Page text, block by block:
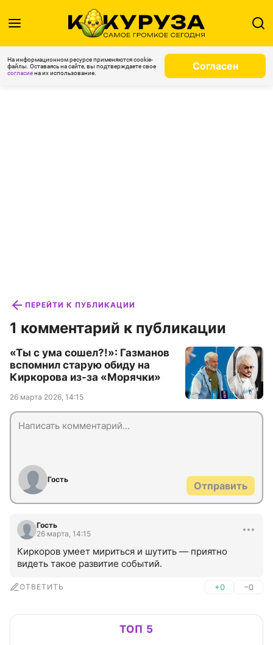
На информационном ресурсе применяются cookie-
файлы. Оставаясь на сайте, вы подтверждаете свое
согласиена их использование.
Согласен
ПЕРЕЙТИ К ПУБЛИКАЦИИ
1 комментарий к публикации
«Ты с ума сошел?!»: Газманов
вспомнил старую обиду на
Киркорова из-за «Морячки»
26 марта 2026, 14:15
Гость
Отправить
Гость
26 марта, 14:15
Киркоров умеет мириться и шутить — приятно
видеть такое развитие событий.
ОТВЕТИТЬ +0 –0
ТОП 5